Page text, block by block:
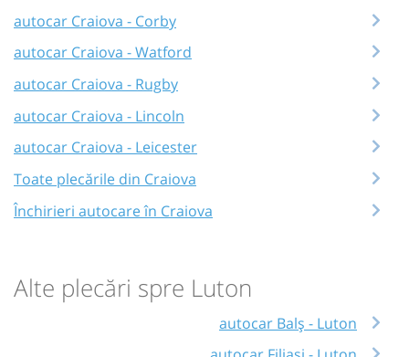
autocar Craiova - Corby
autocar Craiova - Watford
autocar Craiova - Rugby
autocar Craiova - Lincoln
autocar Craiova - Leicester
Toate plecările din Craiova
Închirieri autocare în Craiova
Alte plecări spre Luton
autocar Balș - Luton